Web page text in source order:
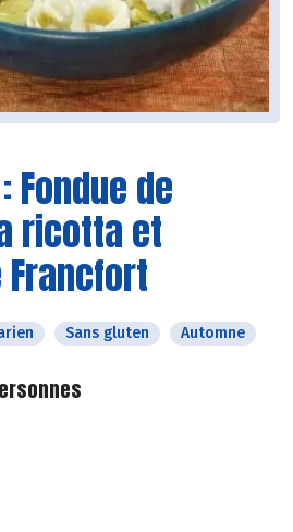
Fondue de
ricotta et
Sans gluten Automne